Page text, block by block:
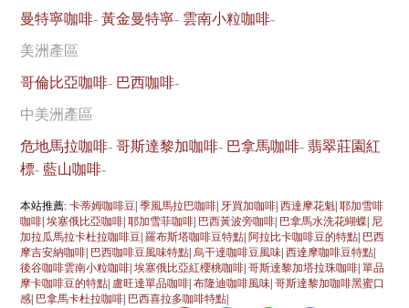
曼特寧咖啡-黃金曼特寧- 雲南小粒咖啡-
美洲產區
哥倫比亞咖啡- 巴西咖啡-
中美洲產區
危地馬拉咖啡-哥斯達黎加咖啡- 巴拿馬咖啡-翡翠莊園紅
標- 藍山咖啡-
本站推薦:卡蒂姆咖啡豆 |季風馬拉巴咖啡 牙買加咖啡 |西達摩花魁 |耶加雪啡
咖啡 |埃塞俄比亞咖啡 |耶加雪菲咖啡 巴西黃波旁咖啡 巴拿馬水洗花蝴蝶 尼
加拉瓜馬拉卡杜拉咖啡豆 |羅布斯塔咖啡豆特點 阿拉比卡咖啡豆的特點 巴西
摩吉安納咖啡 巴西咖啡豆風味特點 |烏干達咖啡豆風味 |西達摩咖啡豆特點
後谷咖啡雲南小粒咖啡 |埃塞俄比亞紅櫻桃咖啡 |哥斯達黎加塔拉珠咖啡 |單品
摩卡咖啡豆的特點 盧旺達單品咖啡 |布隆迪咖啡風味 |哥斯達黎加咖啡黑蜜口
感 巴拿馬卡杜拉咖啡 巴西喜拉多咖啡特點